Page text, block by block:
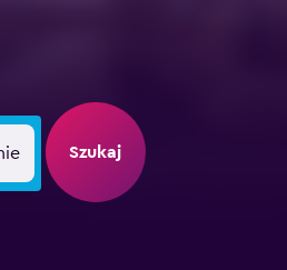
Szukaj